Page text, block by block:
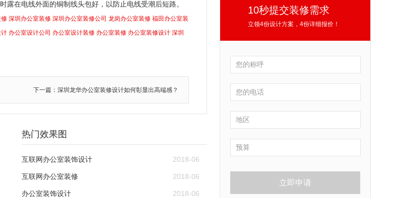
在电线外面的铜制线头包好，以防止电线受潮后短路。
修 深圳办公室装修 深圳办公室装修公司 龙岗办公室装修 福田办公室装
计 办公室设计公司 办公室设计装修 办公室装修 办公室装修设计 深圳
下一篇：深圳龙华办公室装修设计如何彰显出高端感？
热门效果图
互联网办公室装饰设计 2018-06
互联网办公室装修 2018-06
办公室装饰设计 2018-06
10秒提交装修需求
立领4份设计方案，4份详细报价！
立即申请